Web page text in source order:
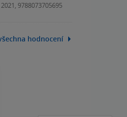
9788073705695
hodnocení